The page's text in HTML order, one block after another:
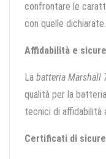
confrontare le
con quelle dichiarate.
Affidabilità e
La batteria Marshall
qualità per la
tecnici di affidabilità
Certificati di